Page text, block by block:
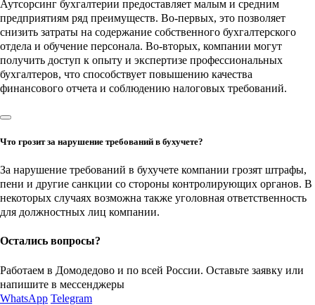
Аутсорсинг бухгалтерии предоставляет малым и средним
предприятиям ряд преимуществ. Во-первых, это позволяет
снизить затраты на содержание собственного бухгалтерского
отдела и обучение персонала. Во-вторых, компании могут
получить доступ к опыту и экспертизе профессиональных
бухгалтеров, что способствует повышению качества
финансового отчета и соблюдению налоговых требований.
Что грозит за нарушение требований в бухучете?
За нарушение требований в бухучете компании грозят штрафы,
пени и другие санкции со стороны контролирующих органов. В
некоторых случаях возможна также уголовная ответственность
для должностных лиц компании.
Остались вопросы?
Работаем в Домодедово и по всей России. Оставьте заявку или
напишите в мессенджеры
WhatsApp Telegram